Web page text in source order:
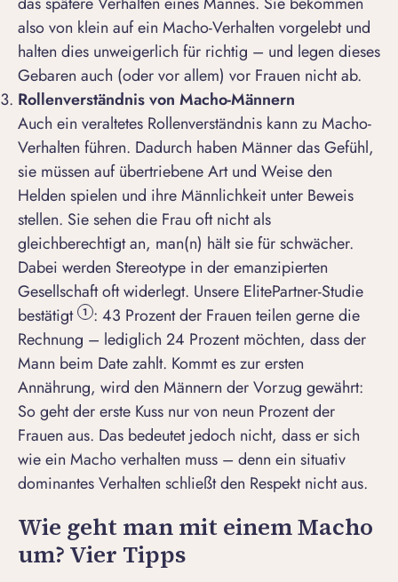
also von klein auf ein Macho-Verhalten vorgelebt und
halten dies unweigerlich für richtig – und legen dieses
Gebaren auch (oder vor allem) vor Frauen nicht ab.
Rollenverständnis von Macho-Männern
Auch ein veraltetes Rollenverständnis kann zu Macho-
Verhalten führen. Dadurch haben Männer das Gefühl,
sie müssen auf übertriebene Art und Weise den
Helden spielen und ihreMännlichkeitunter Beweis
stellen. Sie sehen die Frau oft nicht als
gleichberechtigt an, man(n) hält sie für schwächer.
Dabei werden Stereotype in der emanzipierten
Gesellschaft oft widerlegt. Unsere ElitePartner-Studie
bestätigt
1 : 43 Prozent der Frauen teilen gerne die
Rechnung – lediglich 24 Prozent möchten, dass der
Mann beim Date zahlt. Kommt es zur ersten
Annährung, wird den Männern der Vorzug gewährt:
So geht der erste Kuss nur von neun Prozent der
Frauen aus. Das bedeutet jedoch nicht, dass er sich
wie ein Macho verhalten muss – denn ein situativ
dominantes Verhalten schließt den Respekt nicht aus.
Wie geht man mit einem Macho
um? Vier Tipps